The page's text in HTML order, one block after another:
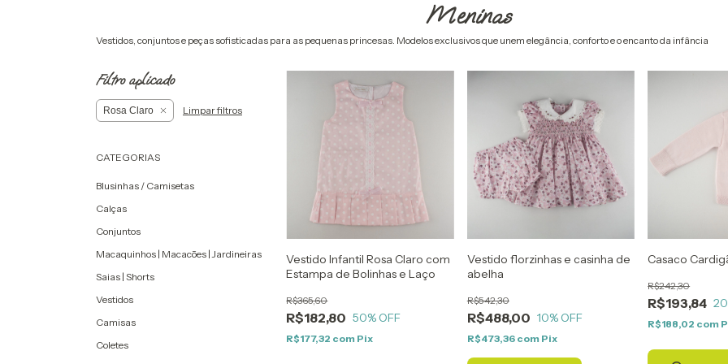
Meninas
Vestidos, conjuntos e peças sofisticadas para as pequenas princesas. Modelos exclusivos que unem elegância, conforto e o encanto da infância
Filtro aplicado
Rosa Claro Limpar filtros
CATEGORIAS
Blusinhas / Camisetas
Calças
Conjuntos
Macaquinhos | Macacões | Jardineiras
Saias | Shorts
Vestidos
Camisas
Coletes
Vestido Infantil Rosa Claro com
Estampa de Bolinhas e Laço
R$182,80
R$365,60
50% OFF
R$177,32 com Pix
Vestido florzinhas e casinha de
abelha
R$488,00
R$542,30
10% OFF
R$473,36 com Pix
Casaco
R$193,84
R$242,30
20
R$188,02 com